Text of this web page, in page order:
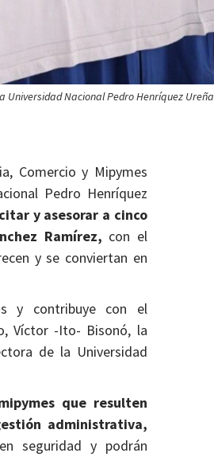
Universidad Nacional Pedro Henríquez Ureña
Comercio y Mipymes
Pedro Henríquez
y asesorar a cinco
Ramírez, con el
y se conviertan en
y contribuye con el
Víctor -Ito- Bisonó, la
de la Universidad
que resulten
administrativa,
seguridad y podrán